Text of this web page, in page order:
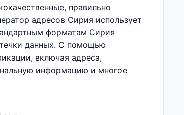
правильно
адресов Сирия использует
форматам Сирия
данных. С помощью
включая адреса,
информацию и многое